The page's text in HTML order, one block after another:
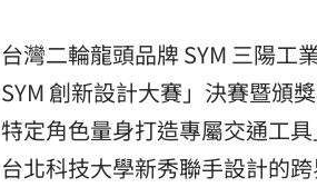
台灣二輪龍頭品牌 SYM 三陽
SYM 創新設計大賽」決賽暨頒
特定角色量身打造專屬交通工
台北科技大學新秀聯手設計的